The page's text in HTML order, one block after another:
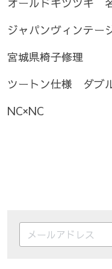
ジャパンヴィンテー
宮城県椅子修理
ツートン仕様　ダブ
NC×NC